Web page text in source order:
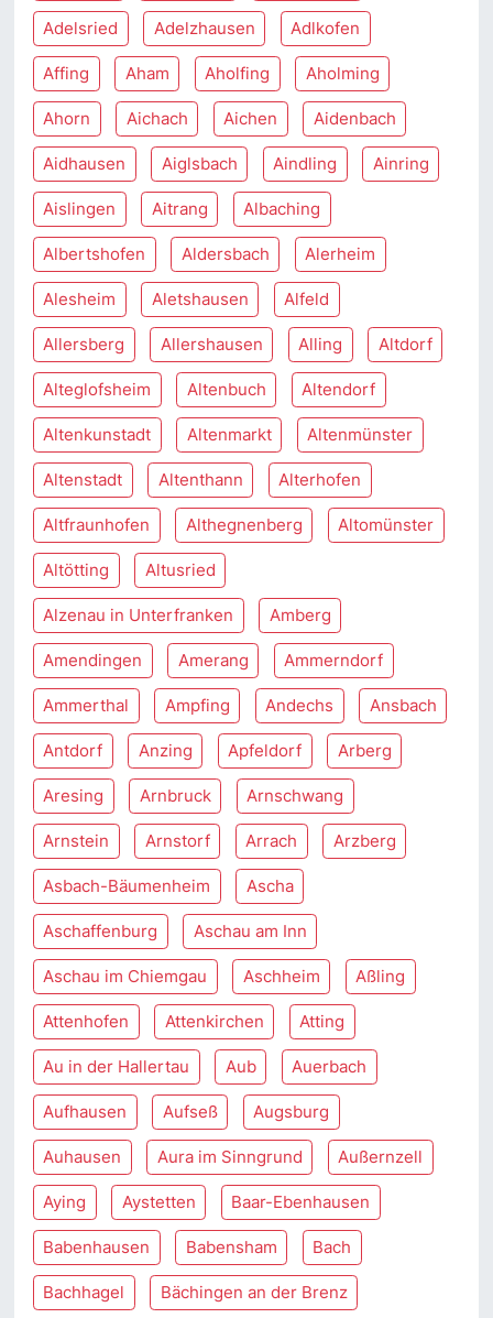
Adelsried Adelzhausen Adlkofen
Affing Aham Aholfing Aholming
Ahorn Aichach Aichen Aidenbach
Aidhausen Aiglsbach Aindling Ainring
Aislingen Aitrang Albaching
Albertshofen Aldersbach Alerheim
Alesheim Aletshausen Alfeld
Allersberg Allershausen Alling Altdorf
Alteglofsheim Altenbuch Altendorf
Altenkunstadt Altenmarkt Altenmünster
Altenstadt Altenthann Alterhofen
Altfraunhofen Althegnenberg Altomünster
Altötting Altusried
Alzenau in Unterfranken Amberg
Amendingen Amerang Ammerndorf
Ammerthal Ampfing Andechs Ansbach
Antdorf Anzing Apfeldorf Arberg
Aresing Arnbruck Arnschwang
Arnstein Arnstorf Arrach Arzberg
Asbach-Bäumenheim Ascha
Aschaffenburg Aschau am Inn
Aschau im Chiemgau Aschheim Aßling
Attenhofen Attenkirchen Atting
Au in der Hallertau Aub Auerbach
Aufhausen Aufseß Augsburg
Auhausen Aura im Sinngrund Außernzell
Aying Aystetten Baar-Ebenhausen
Babenhausen Babensham Bach
Bachhagel Bächingen an der Brenz